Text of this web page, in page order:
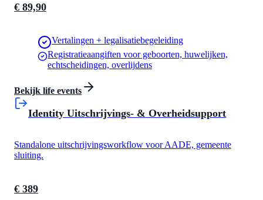
€ 89,90
Vertalingen + legalisatiebegeleiding
Registratieaangiften voor geboorten, huwelijken,
echtscheidingen, overlijdens
Bekijk life events
Identity Uitschrijvings- & Overheidsupport
Standalone uitschrijvingsworkflow voor AADE, gemeente
sluiting.
€ 389